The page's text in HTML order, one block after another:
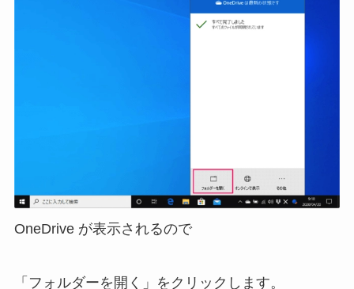
OneDrive が表示されるので
「フォルダーを開く」をクリックします。